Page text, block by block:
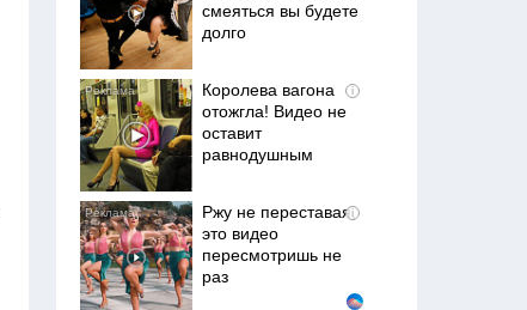
смеяться вы будете
долго
i
Королева вагона
отожгла! Видео не
оставит
равнодушным
i
Ржу не переставая,
это видео
пересмотришь не
раз